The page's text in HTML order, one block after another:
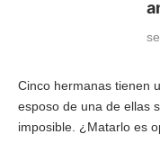
Cinco hermanas tienen
esposo de una de ellas
imposible. ¿Matarlo es